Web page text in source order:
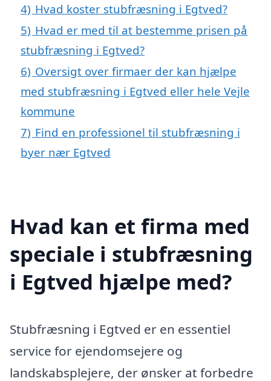
4) Hvad koster stubfræsning i Egtved?
5) Hvad er med til at bestemme prisen på
stubfræsning i Egtved?
6) Oversigt over firmaer der kan hjælpe
med stubfræsning i Egtved eller hele Vejle
kommune
7) Find en professionel til stubfræsning i
byer nær Egtved
Hvad kan et firma med
speciale i stubfræsning
i Egtved hjælpe med?
Stubfræsning i Egtved er en essentiel
service for ejendomsejere og
landskabsplejere, der ønsker at forbedre